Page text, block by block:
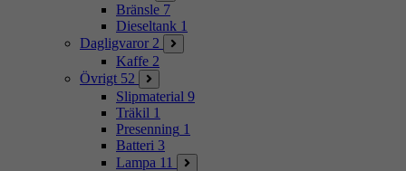
Bränsle 7
Dieseltank 1
Dagligvaror 2
Kaffe 2
Övrigt 52
Slipmaterial 9
Träkil 1
Presenning 1
Batteri 3
Lampa 11